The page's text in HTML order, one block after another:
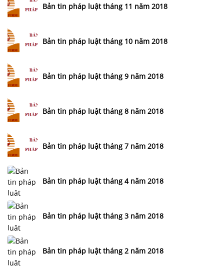
Bản tin pháp luật tháng 11 năm 2018
Bản tin pháp luật tháng 10 năm 2018
Bản tin pháp luật tháng 9 năm 2018
Bản tin pháp luật tháng 8 năm 2018
Bản tin pháp luật tháng 7 năm 2018
Bản tin pháp luật tháng 4 năm 2018
Bản tin pháp luật tháng 3 năm 2018
Bản tin pháp luật tháng 2 năm 2018